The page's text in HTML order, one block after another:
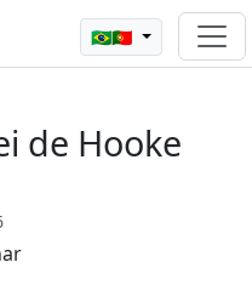
🇧🇷🇵🇹
de Hooke